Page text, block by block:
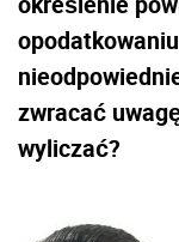
zwracać
wyliczać?